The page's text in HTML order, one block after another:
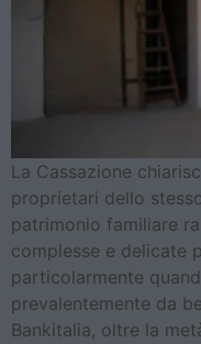
La Cassazione
proprietari dello
patrimonio familiare
complesse e delicate
particolarmente
prevalentemente da
Bankitalia, oltre la